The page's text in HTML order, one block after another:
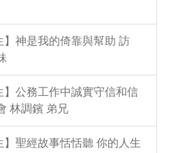
神是我的倚靠與幫助 訪
公務工作中誠實守信和信
林調鑌 弟兄
聖經故事恬恬聽 你的人生